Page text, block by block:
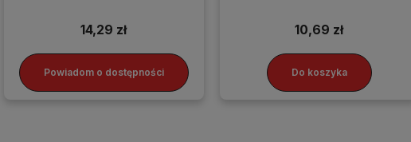
14,29 zł
Powiadom o dostępności
10,69 zł
Do koszyka